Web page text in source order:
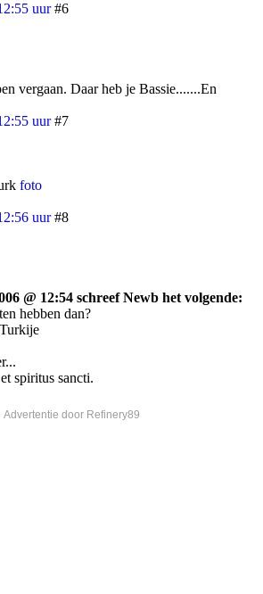
uur #6
vergaan. Daar heb je Bassie.......En
uur #7
foto
uur #8
@ 12:54 schreef Newb het volgende:
hebben dan?
spiritus sancti.
Advertentie door Refinery89